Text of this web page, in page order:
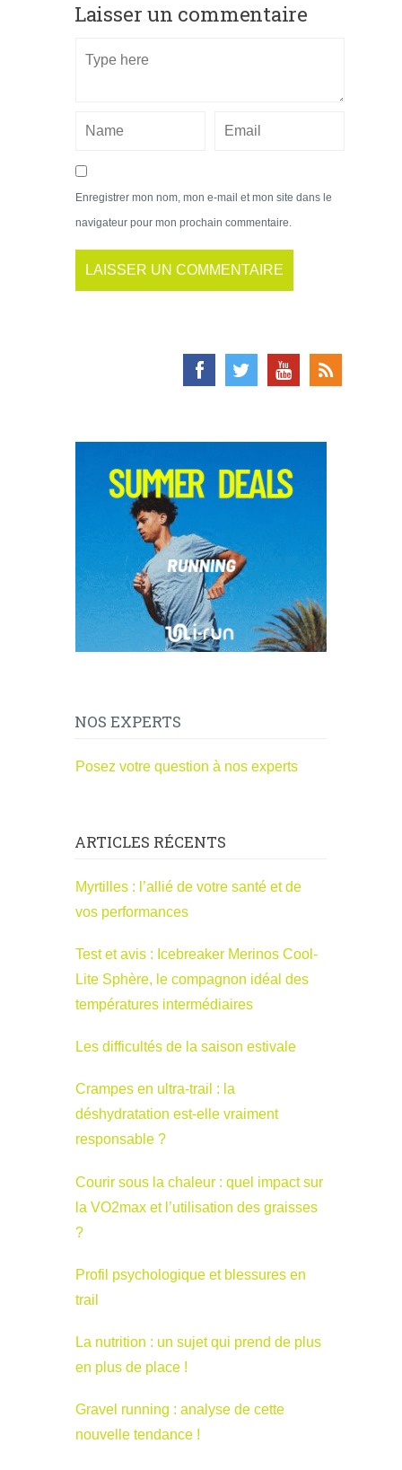
Laisser un commentaire
Enregistrer mon nom, mon e-mail et mon site dans le
navigateur pour mon prochain commentaire.
NOS EXPERTS
Posez votre question à nos experts
ARTICLES RÉCENTS
Myrtilles : l’allié de votre santé et de
vos performances
Test et avis : Icebreaker Merinos Cool-
Lite Sphère, le compagnon idéal des
températures intermédiaires
Les difficultés de la saison estivale
Crampes en ultra-trail : la
déshydratation est-elle vraiment
responsable ?
Courir sous la chaleur : quel impact sur
la VO2max et l’utilisation des graisses
?
Profil psychologique et blessures en
trail
La nutrition : un sujet qui prend de plus
en plus de place !
Gravel running : analyse de cette
nouvelle tendance !